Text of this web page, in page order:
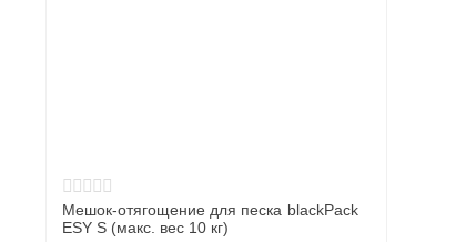
Мешок-отягощение для песка blackPack
ESY S (макс. вес 10 кг)